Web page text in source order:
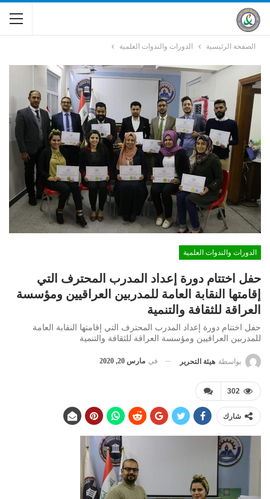
الصفحة الرئيسية الدورات والندوات العلمية
الدورات والندوات العلمية
حفل اختتام دورة إعداد المدرب المحترف التي
إقامتها النقابة العامة للمدربين العراقيين ومؤسسة
العراقة للثقافة والتنمية
حفل اختتام دورة إعداد المدرب المحترف التي إقامتها النقابة العامة
للمدربين العراقيين ومؤسسة العراقة للثقافة والتنمية
بواسطة هيئة التحرير في مارس 20, 2020
302
شارك